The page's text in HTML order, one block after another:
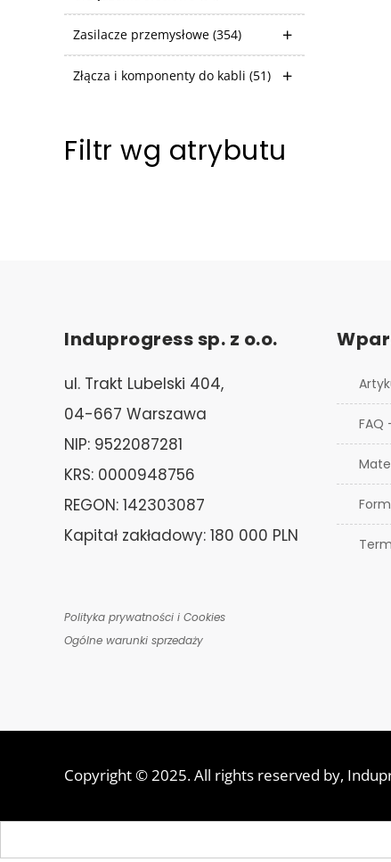
Zasilacze przemysłowe (354)
Złącza i komponenty do kabli (51)
Filtr wg atrybutu
Induprogress sp. z o.o.
ul. Trakt Lubelski 404,
04-667 Warszawa
NIP: 9522087281
KRS: 0000948756
REGON: 142303087
Kapitał zakładowy: 180 000 PLN
Polityka prywatności i Cookies
Ogólne warunki sprzedaży
FAQ
Copyright © 2025. All rights reserved by,